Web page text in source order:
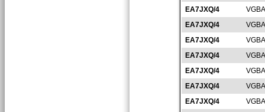
EA7JXQ/4
EA7JXQ/4
EA7JXQ/4
EA7JXQ/4
EA7JXQ/4
EA7JXQ/4
EA7JXQ/4